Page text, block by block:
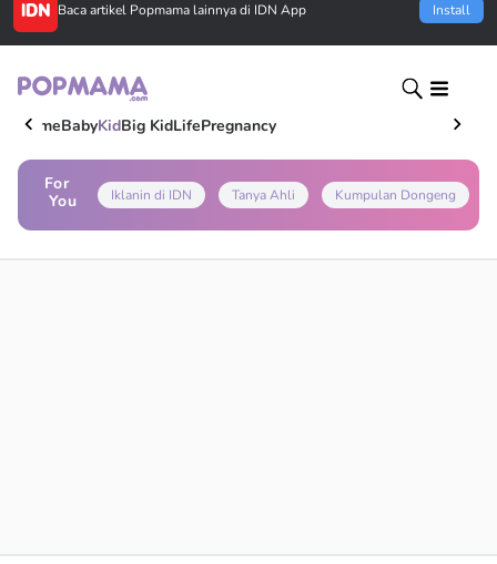
Baca artikel Popmama lainnya di IDN App Install
HomeBabyKidBig KidLifePregnancy
For
You
Iklanin di IDN Tanya Ahli Kumpulan Dongeng